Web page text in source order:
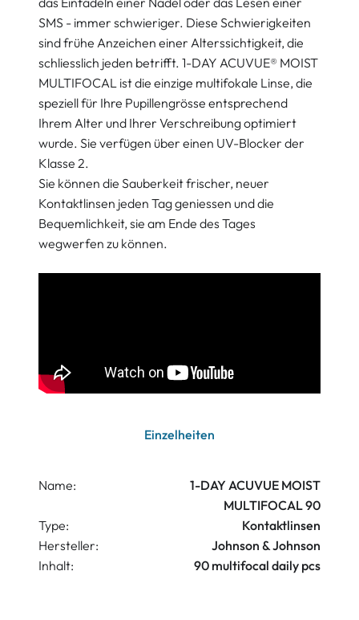
SMS - immer schwieriger. Diese Schwierigkeiten
sind frühe Anzeichen einer Alterssichtigkeit, die
schliesslich jeden betrifft. 1-DAY ACUVUE® MOIST
MULTIFOCAL ist die einzige multifokale Linse, die
speziell für Ihre Pupillengrösse entsprechend
Ihrem Alter und Ihrer Verschreibung optimiert
wurde. Sie verfügen über einen UV-Blocker der
Klasse 2.
Sie können die Sauberkeit frischer, neuer
Kontaktlinsen jeden Tag geniessen und die
Bequemlichkeit, sie am Ende des Tages
wegwerfen zu können.
Einzelheiten
Name:
1-DAY ACUVUE MOIST
MULTIFOCAL 90
Type:
Kontaktlinsen
Hersteller:
Johnson & Johnson
Inhalt:
90 multifocal daily pcs